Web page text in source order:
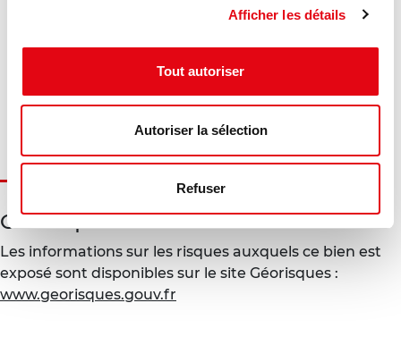
Afficher les détails
Tout autoriser
Autoriser la sélection
Refuser
Gaz à effet de serre :
Diagnostic en cours de réalisation
Géorisques
Les informations sur les risques auxquels ce bien est
exposé sont disponibles sur le site Géorisques :
www.georisques.gouv.fr